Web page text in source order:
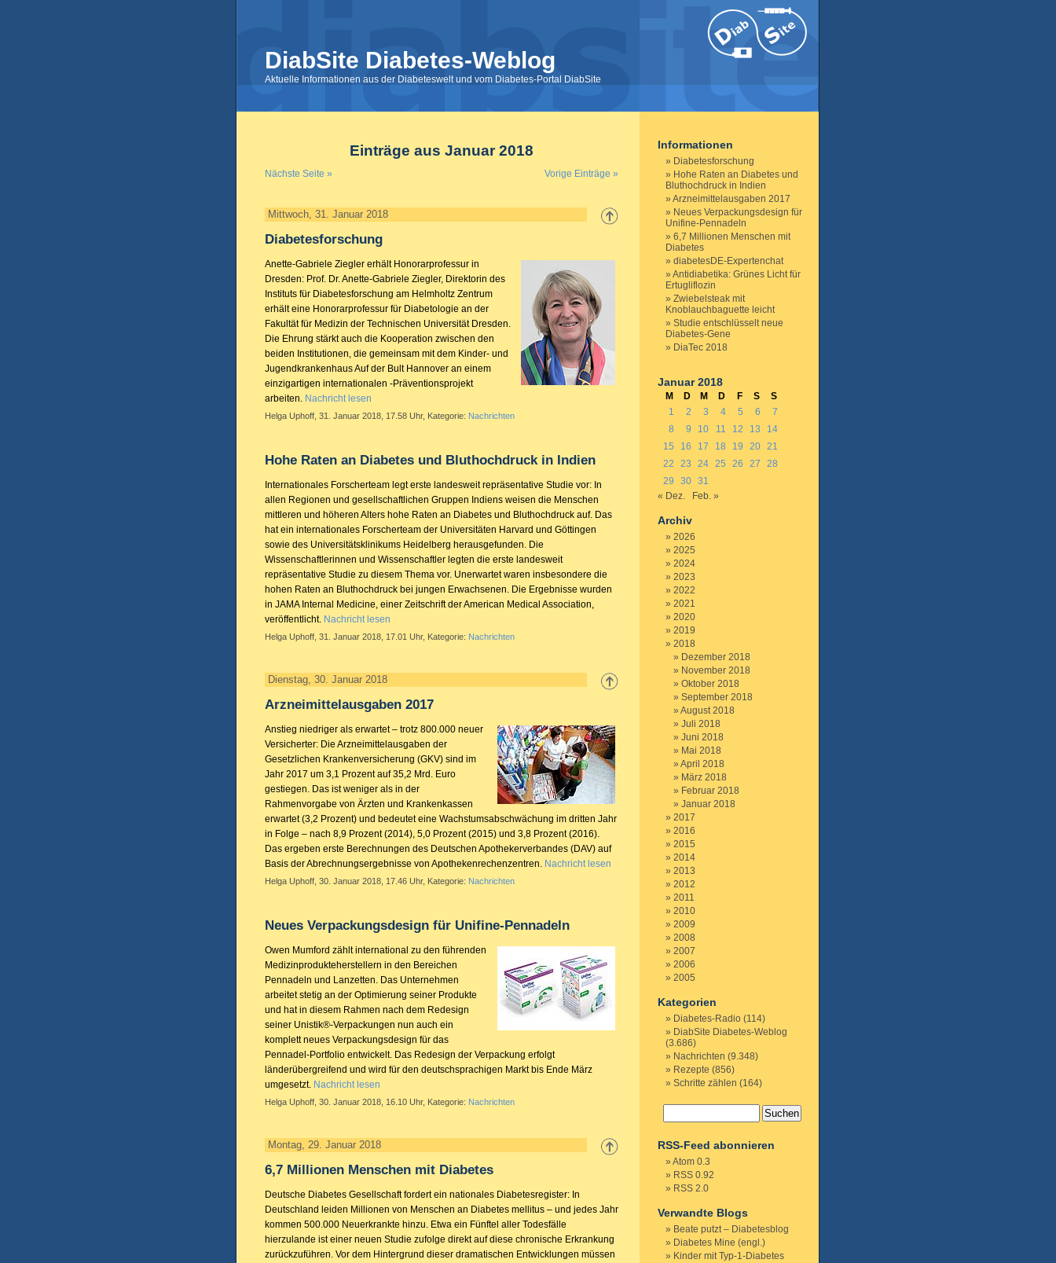
DiabSite Diabetes-Weblog
Aktuelle Informationen aus der Diabeteswelt und vom Diabetes-Portal DiabSite
Einträge aus Januar 2018
Nächste Seite » Vorige Einträge »
Mittwoch, 31. Januar 2018
Diabetesforschung
Anette-Gabriele Ziegler erhält Honorarprofessur in
Dresden: Prof. Dr. Anette-Gabriele Ziegler, Direktorin des
Instituts für Diabetesforschung am Helmholtz Zentrum
erhält eine Honorarprofessur für Diabetologie an der
Fakultät für Medizin der Technischen Universität Dresden.
Die Ehrung stärkt auch die Kooperation zwischen den
beiden Institutionen, die gemeinsam mit dem Kinder- und
Jugendkrankenhaus Auf der Bult Hannover an einem
einzigartigen internationalen -Präventionsprojekt
arbeiten. Nachricht lesen
Helga Uphoff, 31. Januar 2018, 17.58 Uhr, Kategorie: Nachrichten
Hohe Raten an Diabetes und Bluthochdruck in Indien
Internationales Forscherteam legt erste landesweit repräsentative Studie vor: In
allen Regionen und gesellschaftlichen Gruppen Indiens weisen die Menschen
mittleren und höheren Alters hohe Raten an Diabetes und Bluthochdruck auf. Das
hat ein internationales Forscherteam der Universitäten Harvard und Göttingen
sowie des Universitätsklinikums Heidelberg herausgefunden. Die
Wissenschaftlerinnen und Wissenschaftler legten die erste landesweit
repräsentative Studie zu diesem Thema vor. Unerwartet waren insbesondere die
hohen Raten an Bluthochdruck bei jungen Erwachsenen. Die Ergebnisse wurden
in JAMA Internal Medicine, einer Zeitschrift der American Medical Association,
veröffentlicht. Nachricht lesen
Helga Uphoff, 31. Januar 2018, 17.01 Uhr, Kategorie: Nachrichten
Dienstag, 30. Januar 2018
Arzneimittelausgaben 2017
Anstieg niedriger als erwartet – trotz 800.000 neuer
Versicherter: Die Arzneimittelausgaben der
Gesetzlichen Krankenversicherung (GKV) sind im
Jahr 2017 um 3,1 Prozent auf 35,2 Mrd. Euro
gestiegen. Das ist weniger als in der
Rahmenvorgabe von Ärzten und Krankenkassen
erwartet (3,2 Prozent) und bedeutet eine Wachstumsabschwächung im dritten Jahr
in Folge – nach 8,9 Prozent (2014), 5,0 Prozent (2015) und 3,8 Prozent (2016).
Das ergeben erste Berechnungen des Deutschen Apothekerverbandes (DAV) auf
Basis der Abrechnungsergebnisse von Apothekenrechenzentren. Nachricht lesen
Helga Uphoff, 30. Januar 2018, 17.46 Uhr, Kategorie: Nachrichten
Neues Verpackungsdesign für Unifine-Pennadeln
Owen Mumford zählt international zu den führenden
Medizinprodukteherstellern in den Bereichen
Pennadeln und Lanzetten. Das Unternehmen
arbeitet stetig an der Optimierung seiner Produkte
und hat in diesem Rahmen nach dem Redesign
seiner Unistik®-Verpackungen nun auch ein
komplett neues Verpackungsdesign für das
Pennadel-Portfolio entwickelt. Das Redesign der Verpackung erfolgt
länderübergreifend und wird für den deutschsprachigen Markt bis Ende März
umgesetzt. Nachricht lesen
Helga Uphoff, 30. Januar 2018, 16.10 Uhr, Kategorie: Nachrichten
Montag, 29. Januar 2018
6,7 Millionen Menschen mit Diabetes
Deutsche Diabetes Gesellschaft fordert ein nationales Diabetesregister: In
Deutschland leiden Millionen von Menschen an Diabetes mellitus – und jedes Jahr
kommen 500.000 Neuerkrankte hinzu. Etwa ein Fünftel aller Todesfälle
hierzulande ist einer neuen Studie zufolge direkt auf diese chronische Erkrankung
zurückzuführen. Vor dem Hintergrund dieser dramatischen Entwicklungen müssen
Informationen
Diabetesforschung
Hohe Raten an Diabetes und
Bluthochdruck in Indien
Arzneimittelausgaben 2017
Neues Verpackungsdesign für
Unifine-Pennadeln
6,7 Millionen Menschen mit
Diabetes
diabetesDE-Expertenchat
Antidiabetika: Grünes Licht für
Ertugliflozin
Zwiebelsteak mit
Knoblauchbaguette leicht
Studie entschlüsselt neue
Diabetes-Gene
DiaTec 2018
Januar 2018
M D M D F S
S
1
2 3 4 5 6
7
8
9 10 11 12 13
14
15
16 17 18 19 20 21
22
23 24 25 26 27
28
29
30 31
« Dez.
Feb. »
Archiv
2026
2025
2024
2023
2022
2021
2020
2019
2018
Dezember 2018
November 2018
Oktober 2018
September 2018
August 2018
Juli 2018
Juni 2018
Mai 2018
April 2018
März 2018
Februar 2018
Januar 2018
2017
2016
2015
2014
2013
2012
2011
2010
2009
2008
2007
2006
2005
Kategorien
Diabetes-Radio (114)
DiabSite Diabetes-Weblog
(3.686)
Nachrichten (9.348)
Rezepte (856)
Schritte zählen (164)
RSS-Feed abonnieren
Atom 0.3
RSS 0.92
RSS 2.0
Verwandte Blogs
Beate putzt – Diabetesblog
Diabetes Mine (engl.)
Kinder mit Typ-1-Diabetes